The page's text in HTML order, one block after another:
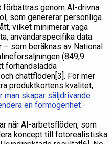
förbättras genom AI-drivna
som genererar personliga
vilket minimerar vaga
användarspecifika data.
som beräknas av National
(849,9
förhandsladda
chattflöden[3]. För mer
produktkortens kvalitet,
man skapar säljdrivande
en förmögenhet -
när AI-arbetsflöden, som
koncept till fotorealistiska